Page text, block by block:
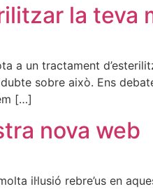
la teva
a un tractament
sobre això. Ens
[…]
nova web
il·lusió rebre’us en